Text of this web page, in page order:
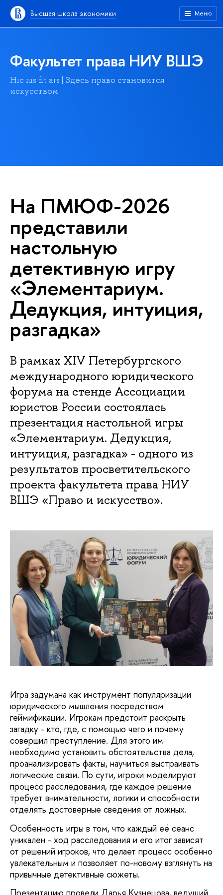
Высшая школа экономики Меню
Факультет права НИУ ВШЭ
Hic ius fit ars | Здесь право становится
искусством
На ПМЮФ-2026
представили
настольную
детективную игру
«Элементариум.
Дедукция, интуиция,
разгадка»
В рамках XIV Петербургского
международного юридического
форума на стенде Ассоциации
юристов России состоялась
презентация настольной игры
«Элементариум. Дедукция,
интуиция, разгадка» - одного из
результатов просветительского
проекта факультета права НИУ
ВШЭ «Право и искусство».
Игра задумана как инструмент популяризации
юридического мышления посредством
геймификации. Игрокам предстоит раскрыть
загадку - кто, где, с помощью чего и почему
совершил преступление. Для этого им
необходимо установить обстоятельства дела,
проанализировать факты, научиться выстраивать
логические связи. По сути, игроки моделируют
процесс расследования, где каждое решение
требует внимательности, логики и способности
отделять достоверные сведения от ложных.
Особенность игры в том, что каждый её сеанс
уникален - ход расследования и его итог зависят
от решений игроков, что делает процесс особенно
увлекательным и позволяет по-новому взглянуть на
привычные детективные сюжеты.